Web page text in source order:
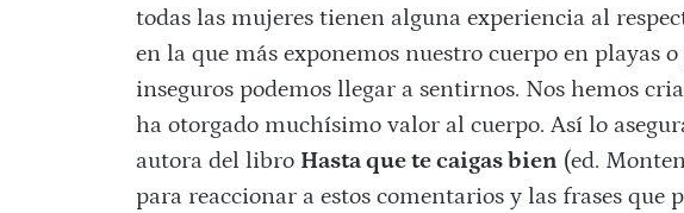
todas las mujeres tienen alguna experiencia al
en la que más exponemos nuestro cuerpo en playas
inseguros podemos llegar a sentirnos. Nos hemos
ha otorgado muchísimo valor al cuerpo. Así lo
autora del libro Hasta que te caigas bien (ed.
para reaccionar a estos comentarios y las frases que